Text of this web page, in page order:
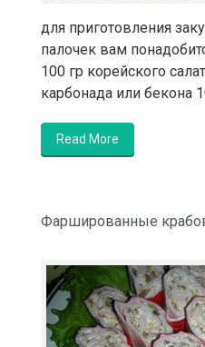
для приготовления
палочек вам
100 гр корейского
карбонада или бекона
Read More
Фаршированные